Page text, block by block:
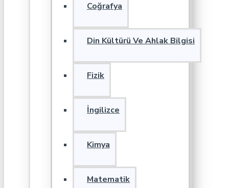
Coğrafya
Din Kültürü Ve Ahlak Bilgisi
Fizik
İngilizce
Kimya
Matematik